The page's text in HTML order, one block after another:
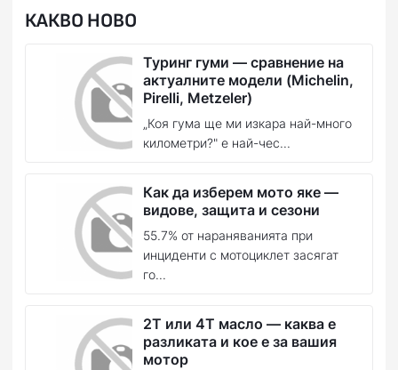
КАКВО НОВО
Туринг гуми — сравнение на
актуалните модели (Michelin,
Pirelli, Metzeler)
„Коя гума ще ми изкара най-много
километри?" е най-чес...
Как да изберем мото яке —
видове, защита и сезони
55.7% от нараняванията при
инциденти с мотоциклет засягат
го...
2T или 4T масло — каква е
разликата и кое е за вашия
мотор